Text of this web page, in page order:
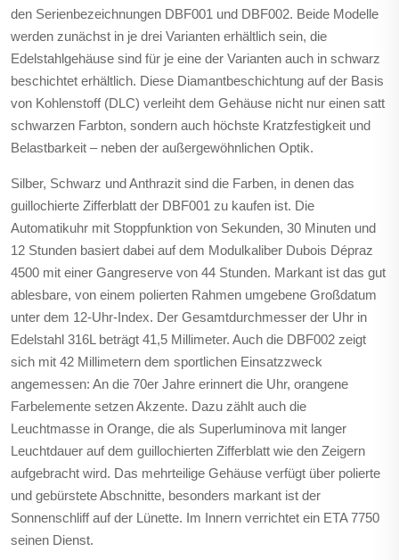
den Serienbezeichnungen DBF001 und DBF002. Beide Modelle
werden zunächst in je drei Varianten erhältlich sein, die
Edelstahlgehäuse sind für je eine der Varianten auch in schwarz
beschichtet erhältlich. Diese Diamantbeschichtung auf der Basis
von Kohlenstoff (DLC) verleiht dem Gehäuse nicht nur einen satt
schwarzen Farbton, sondern auch höchste Kratzfestigkeit und
Belastbarkeit – neben der außergewöhnlichen Optik.
Silber, Schwarz und Anthrazit sind die Farben, in denen das
guillochierte Zifferblatt der DBF001 zu kaufen ist. Die
Automatikuhr mit Stoppfunktion von Sekunden, 30 Minuten und
12 Stunden basiert dabei auf dem Modulkaliber Dubois Dépraz
4500 mit einer Gangreserve von 44 Stunden. Markant ist das gut
ablesbare, von einem polierten Rahmen umgebene Großdatum
unter dem 12-Uhr-Index. Der Gesamtdurchmesser der Uhr in
Edelstahl 316L beträgt 41,5 Millimeter. Auch die DBF002 zeigt
sich mit 42 Millimetern dem sportlichen Einsatzzweck
angemessen: An die 70er Jahre erinnert die Uhr, orangene
Farbelemente setzen Akzente. Dazu zählt auch die
Leuchtmasse in Orange, die als Superluminova mit langer
Leuchtdauer auf dem guillochierten Zifferblatt wie den Zeigern
aufgebracht wird. Das mehrteilige Gehäuse verfügt über polierte
und gebürstete Abschnitte, besonders markant ist der
Sonnenschliff auf der Lünette. Im Innern verrichtet ein ETA 7750
seinen Dienst.